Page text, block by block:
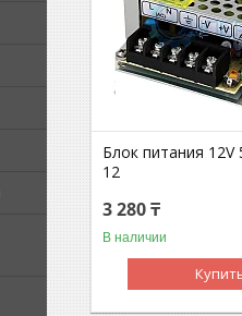
Блок питания 12V
12
3 280 ₸
В наличии